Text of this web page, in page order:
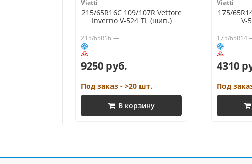
Viatti
215/65R16C 109/107R Vettore
Inverno V-524 TL (шип.)
215/65R16 —
9250 руб.
Под заказ - >20 шт.
В корзину
Viatti
175/
V-
175/65R14
4310
Под